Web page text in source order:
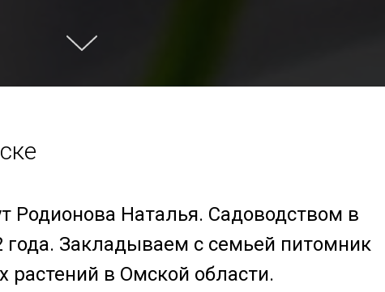
Родионова Наталья. Садоводством в
Закладываем с семьей питомник
растений в Омской области.